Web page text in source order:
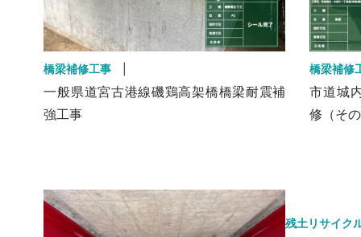
橋梁補修工事
一般県道宮古港線磯鶏高架橋橋梁耐震補
強工事
橋梁補修
市道城
修（そ
残土リサイク